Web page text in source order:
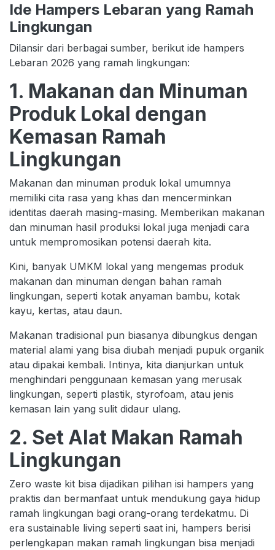
Ide Hampers Lebaran yang Ramah
Lingkungan
Dilansir dari berbagai sumber, berikut ide hampers
Lebaran 2026 yang ramah lingkungan:
1. Makanan dan Minuman
Produk Lokal dengan
Kemasan Ramah
Lingkungan
Makanan dan minuman produk lokal umumnya
memiliki cita rasa yang khas dan mencerminkan
identitas daerah masing-masing. Memberikan makanan
dan minuman hasil produksi lokal juga menjadi cara
untuk mempromosikan potensi daerah kita.
Kini, banyak UMKM lokal yang mengemas produk
makanan dan minuman dengan bahan ramah
lingkungan, seperti kotak anyaman bambu, kotak
kayu, kertas, atau daun.
Makanan tradisional pun biasanya dibungkus dengan
material alami yang bisa diubah menjadi pupuk organik
atau dipakai kembali. Intinya, kita dianjurkan untuk
menghindari penggunaan kemasan yang merusak
lingkungan, seperti plastik, styrofoam, atau jenis
kemasan lain yang sulit didaur ulang.
2. Set Alat Makan Ramah
Lingkungan
Zero waste kit bisa dijadikan pilihan isi hampers yang
praktis dan bermanfaat untuk mendukung gaya hidup
ramah lingkungan bagi orang-orang terdekatmu. Di
era sustainable living seperti saat ini, hampers berisi
perlengkapan makan ramah lingkungan bisa menjadi